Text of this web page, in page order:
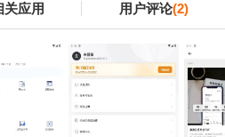
关应用 用户评论(2)